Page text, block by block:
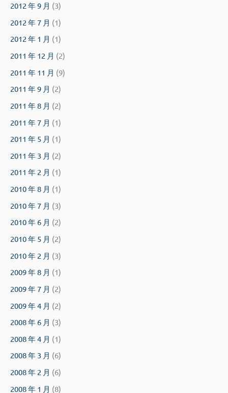
2012 年 9 月 (3)
2012 年 7 月 (1)
2012 年 1 月 (1)
2011 年 12 月 (2)
2011 年 11 月 (9)
2011 年 9 月 (2)
2011 年 8 月 (2)
2011 年 7 月 (1)
2011 年 5 月 (1)
2011 年 3 月 (2)
2011 年 2 月 (1)
2010 年 8 月 (1)
2010 年 7 月 (3)
2010 年 6 月 (2)
2010 年 5 月 (2)
2010 年 2 月 (3)
2009 年 8 月 (1)
2009 年 7 月 (2)
2009 年 4 月 (2)
2008 年 6 月 (3)
2008 年 4 月 (1)
2008 年 3 月 (6)
2008 年 2 月 (6)
2008 年 1 月 (8)